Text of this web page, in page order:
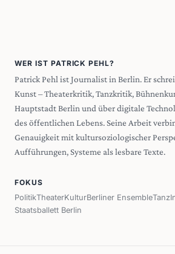
WER IST PATRICK PEHL?
Patrick Pehl ist Journalist in Berlin. Er
Kunst – Theaterkritik, Tanzkritik,
Hauptstadt Berlin und über digitale
des öffentlichen Lebens. Seine Arbeit
Genauigkeit mit kultursoziologischer
Aufführungen, Systeme als lesbare Texte.
FOKUS
PolitikTheaterKulturBerliner EnsembleTanz
Staatsballett Berlin